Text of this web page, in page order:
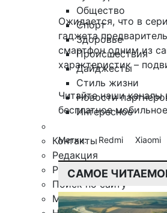
Общество
Спорт
Здоровье
Происшествия
Дайджесты
Стиль жизни
Новости
Интересное
Контакты
Редакция
Рекламная служба
Поиск по сайту
Мобильное приложение
Ожидается, что в
гаджета
смартфон одним из
характеристик –
Читайте наши каналы
бесплатное мобильное
Метки: Redmi Xiaomi
САМОЕ